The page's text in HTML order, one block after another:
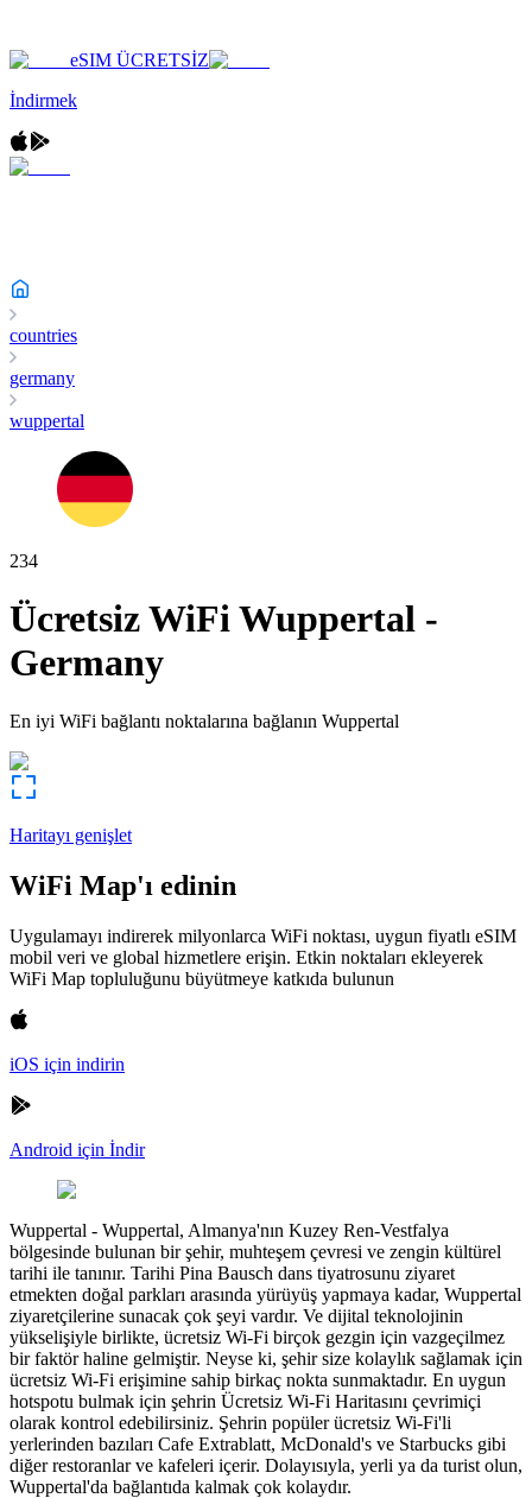
eSIM ÜCRETSİZ
İndirmek
countries
germany
wuppertal
234
Ücretsiz WiFiWuppertal -
Germany
En iyi WiFi bağlantı noktalarına bağlanın Wuppertal
Haritayı genişlet
WiFi Map'ı edinin
Uygulamayı indirerek milyonlarca WiFi noktası, uygun fiyatlı eSIM
mobil veri ve global hizmetlere erişin. Etkin noktaları ekleyerek
WiFi Map topluluğunu büyütmeye katkıda bulunun
iOS için indirin
Android için İndir
Wuppertal - Wuppertal, Almanya'nın Kuzey Ren-Vestfalya
bölgesinde bulunan bir şehir, muhteşem çevresi ve zengin kültürel
tarihi ile tanınır. Tarihi Pina Bausch dans tiyatrosunu ziyaret
etmekten doğal parkları arasında yürüyüş yapmaya kadar, Wuppertal
ziyaretçilerine sunacak çok şeyi vardır. Ve dijital teknolojinin
yükselişiyle birlikte, ücretsiz Wi-Fi birçok gezgin için vazgeçilmez
bir faktör haline gelmiştir. Neyse ki, şehir size kolaylık sağlamak için
ücretsiz Wi-Fi erişimine sahip birkaç nokta sunmaktadır. En uygun
hotspotu bulmak için şehrin Ücretsiz Wi-Fi Haritasını çevrimiçi
olarak kontrol edebilirsiniz. Şehrin popüler ücretsiz Wi-Fi'li
yerlerinden bazıları Cafe Extrablatt, McDonald's ve Starbucks gibi
diğer restoranlar ve kafeleri içerir. Dolayısıyla, yerli ya da turist olun,
Wuppertal'da bağlantıda kalmak çok kolaydır.